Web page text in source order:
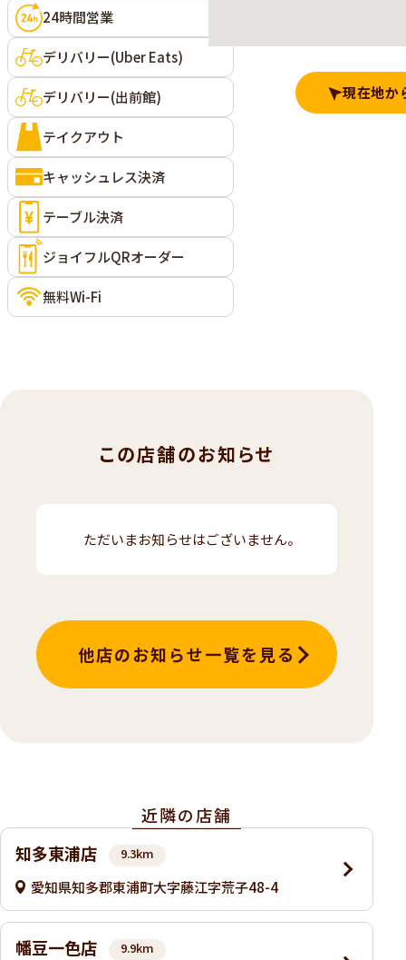
24時間営業
デリバリー(Uber Eats)
デリバリー(出前館)
テイクアウト
キャッシュレス決済
テーブル決済
ジョイフルQRオーダー
無料Wi-Fi
現在地か
この店舗のお知らせ
ただいまお知らせはございません。
他店のお知らせ一覧を見る
近隣の店舗
知多東浦店
9.3km
愛知県知多郡東浦町大字藤江字荒子48-4
幡豆一色店 9.9km